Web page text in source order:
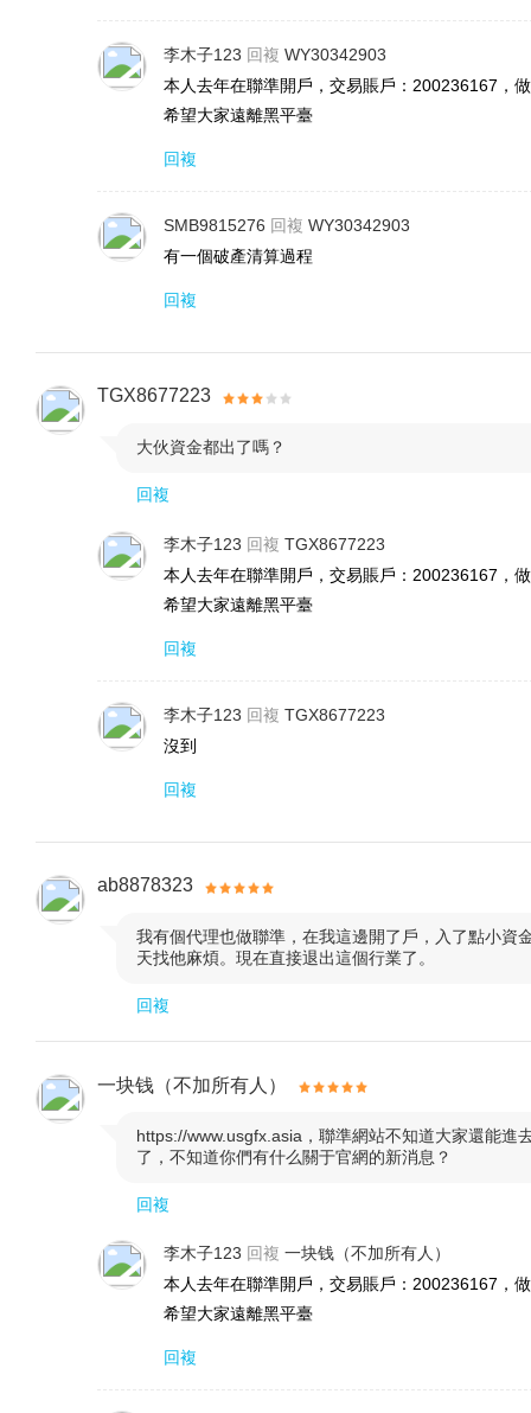
李木子123 回複 WY30342903
本人去年在聯準開戶，交易賬戶：200236167，
希望大家遠離黑平臺
回複
SMB9815276 回複 WY30342903
有一個破產清算過程
回複
TGX8677223
大伙資金都出了嗎？
回複
李木子123 回複 TGX8677223
本人去年在聯準開戶，交易賬戶：200236167，
希望大家遠離黑平臺
回複
李木子123 回複 TGX8677223
沒到
回複
ab8878323
我有個代理也做聯準，在我這邊開了戶，入了點小資
天找他麻煩。現在直接退出這個行業了。
回複
一块钱（不加所有人）
https://www.usgfx.asia，聯準網站不知道大家還能進
了，不知道你們有什么關于官網的新消息？
回複
李木子123 回複 一块钱（不加所有人）
本人去年在聯準開戶，交易賬戶：200236167，
希望大家遠離黑平臺
回複